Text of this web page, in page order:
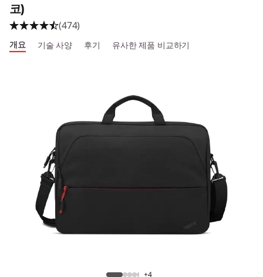
코)
(474)
개요 기술 사양 후기 유사한 제품 비교하기
+4